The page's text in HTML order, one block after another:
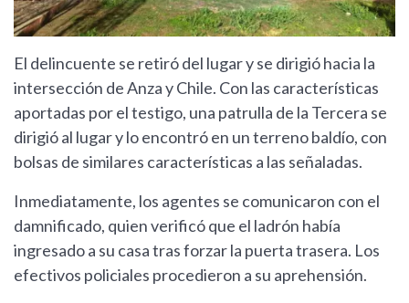
El delincuente se retiró del lugar y se dirigió hacia la
intersección de Anza y Chile. Con las características
aportadas por el testigo, una patrulla de la Tercera se
dirigió al lugar y lo encontró en un terreno baldío, con
bolsas de similares características a las señaladas.
Inmediatamente, los agentes se comunicaron con el
damnificado, quien verificó que el ladrón había
ingresado a su casa tras forzar la puerta trasera. Los
efectivos policiales procedieron a su aprehensión.